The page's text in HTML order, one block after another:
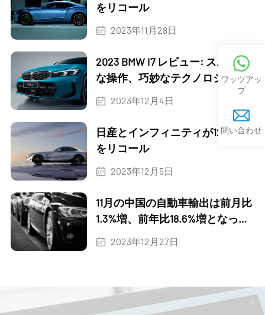
をリコール
2023年11月28日
2023 BMW i7 レビュー: スムーズ
な操作、巧妙なテクノロジー
2023年12月4日
日産とインフィニティが120万台
をリコール
2023年12月5日
11月の中国の自動車輸出は前月比
1.3%増、前年比18.6%増となっ
た。
2023年12月27日
ワッツアッ
プ
問い合わせ